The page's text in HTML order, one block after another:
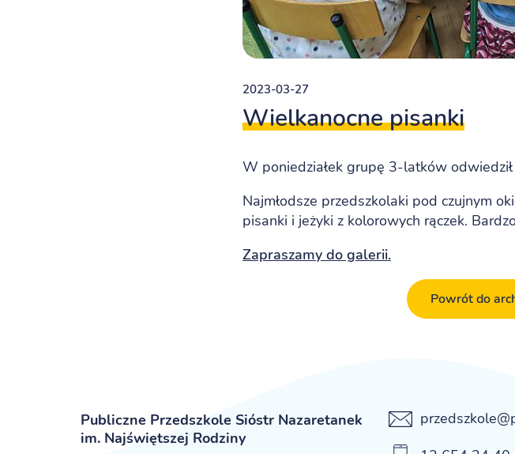
2023-03-27
Wielkanocne pisanki
W poniedziałek grupę 3-latków
Najmłodsze przedszkolaki pod czujnym
pisanki i jeżyki z kolorowych rączek.
Zapraszamy do galerii.
Powrót do
Publiczne Przedszkole Sióstr Nazaretanek
im. Najświętszej Rodziny